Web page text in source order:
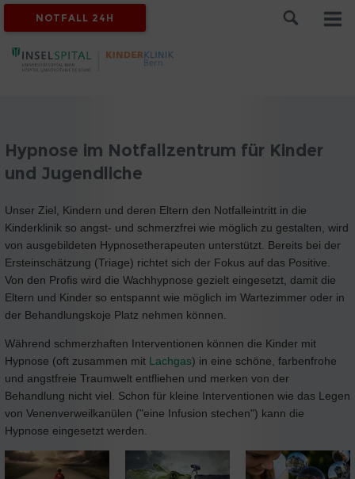
NOTFALL 24H
Hypnose im Notfallzentrum für Kinder
und Jugendliche
Unser Ziel, Kindern und deren Eltern den Notfalleintritt in die
Kinderklinik so angst- und schmerzfrei wie möglich zu gestalten, wird
von ausgebildeten Hypnosetherapeuten unterstützt. Bereits bei der
Ersteinschätzung (Triage) richtet sich der Fokus auf das Positive.
Von den Profis wird die Wachhypnose gezielt eingesetzt, damit die
Eltern und Kinder so entspannt wie möglich im Wartezimmer oder in
der Behandlungskoje Platz nehmen können.
Während schmerzhaften Interventionen können die Kinder mit
Hypnose (oft zusammen mit Lachgas) in eine schöne, farbenfrohe
und angstfreie Traumwelt entfliehen und merken von der
Behandlung nicht viel. Schon für kleine Interventionen wie das Legen
von Venenverweilkanülen ("eine Infusion stechen") kann die
Hypnose eingesetzt werden.